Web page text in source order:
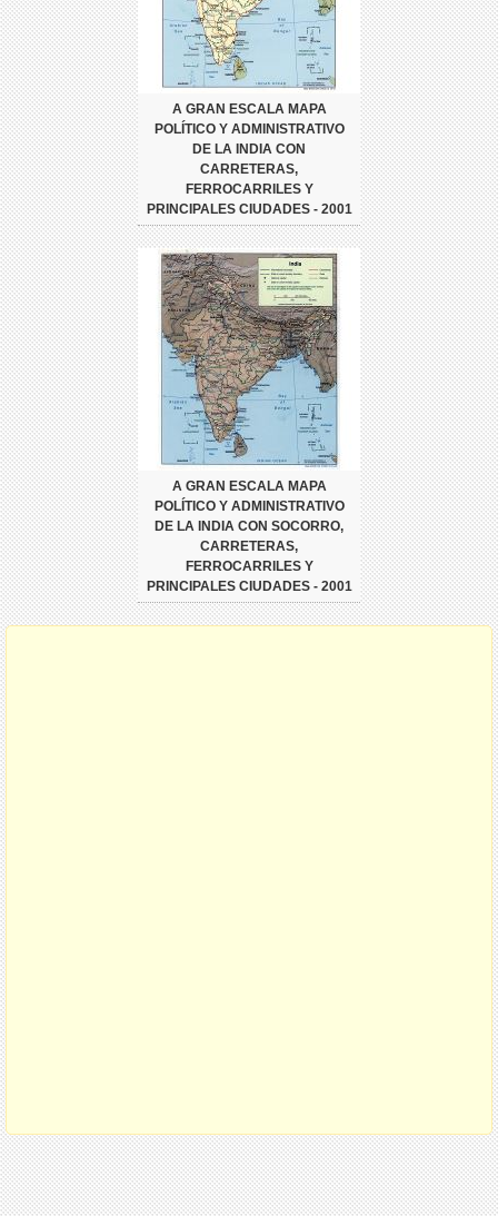
A GRAN ESCALA MAPA
POLÍTICO Y ADMINISTRATIVO
DE LA INDIA CON
CARRETERAS,
FERROCARRILES Y
PRINCIPALES CIUDADES - 2001
A GRAN ESCALA MAPA
POLÍTICO Y ADMINISTRATIVO
DE LA INDIA CON SOCORRO,
CARRETERAS,
FERROCARRILES Y
PRINCIPALES CIUDADES - 2001